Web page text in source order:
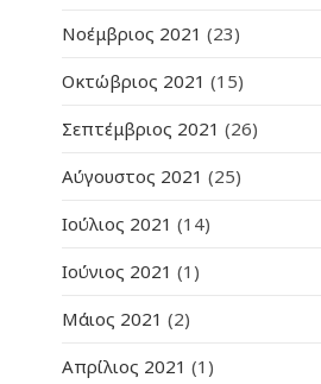
Νοέμβριος 2021 (23)
Οκτώβριος 2021 (15)
Σεπτέμβριος 2021 (26)
Αύγουστος 2021 (25)
Ιούλιος 2021 (14)
Ιούνιος 2021 (1)
Μάιος 2021 (2)
Απρίλιος 2021 (1)